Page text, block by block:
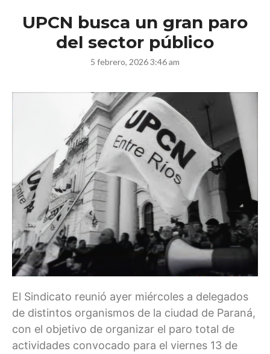
UPCN busca un gran paro
del sector público
5 febrero, 2026 3:46 am
El Sindicato reunió ayer miércoles a delegados
de distintos organismos de la ciudad de Paraná,
con el objetivo de organizar el paro total de
actividades convocado para el viernes 13 de